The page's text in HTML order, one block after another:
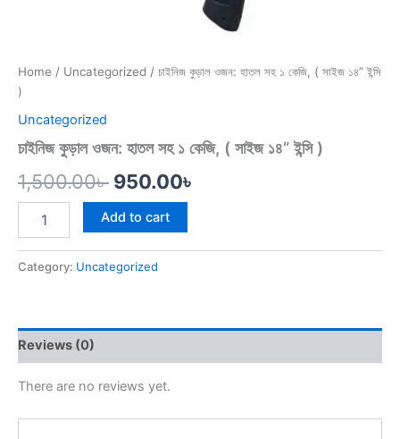
Home / Uncategorized / চাইনিজ কুড়াল ওজন: হাতল সহ ১ কেজি, ( সাইজ ১৪” ইন্সি
)
Uncategorized
চাইনিজ কুড়াল ওজন: হাতল সহ ১ কেজি, ( সাইজ ১৪” ইন্সি )
1,500.00৳ 950.00৳
Add to cart
Category: Uncategorized
Reviews (0)
There are no reviews yet.